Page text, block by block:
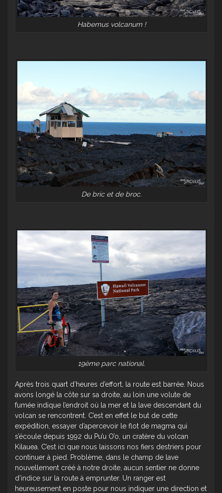
Habemus volcanum !
De bric et de broc.
19ème parc national.
Après trois quart d’heures d’effort, la route est barrée. Nous
avons longé la côte sur sa droite, au loin une volute de
fumée indique l’endroit où la mer et la lave descendant du
volcan se rencontrent. C’est en effet le but de cette
expédition, essayer d’apercevoir le flot de magma qui
s’écoule depuis 1992 du Pu’u O’o, un cratère du volcan
Kilauea. C’est ici que nous laissons nos fiers destriers pour
continuer à pied. Problème, dans le champ de lave
nouvellement créé à notre droite, aucun sentier ne donne
d’indice sur la route à emprunter. Un ranger est
heureusement en poste pour nous indiquer une direction et